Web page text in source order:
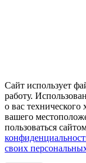
Сайт использует
работу.
о вас технического
вашего
пользоваться
своих